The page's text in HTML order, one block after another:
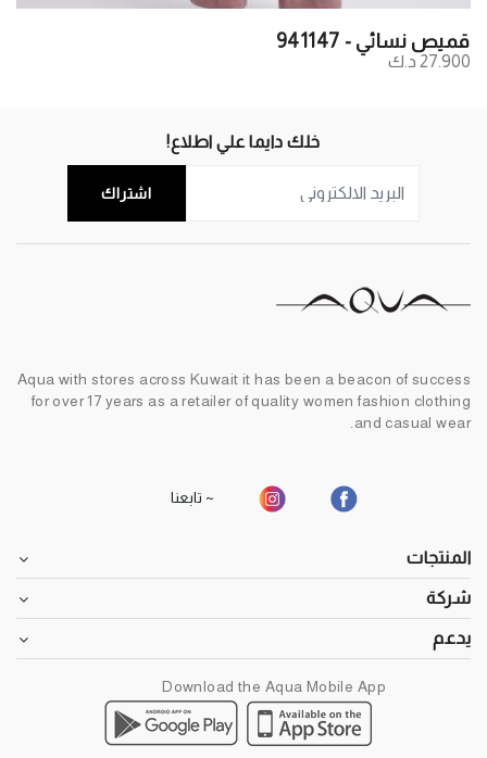
قميص نسائي - 941147
27.900 د.ك
خلك دايما علي اطلاع!
اشتراك
Aqua with stores across Kuwait it has been a beacon of success
for over 17 years as a retailer of quality women fashion clothing
and casual wear.
~ تابعنا
المنتجات
شركة
يدعم
Download the Aqua Mobile App